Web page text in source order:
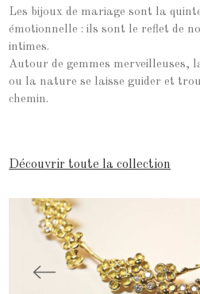
Les bijoux de mariage sont la
émotionnelle : ils sont le reflet de
intimes.
Autour de gemmes merveilleuses,
ou la nature se laisse guider et
chemin.
Découvrir toute la collection